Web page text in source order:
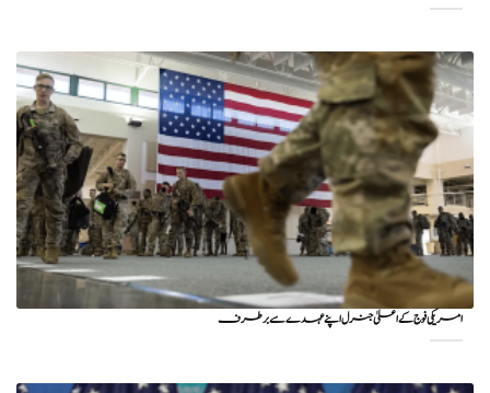
امریکی فوج کے اعلیٰ جنرل اپنے عہدے سے برطرف